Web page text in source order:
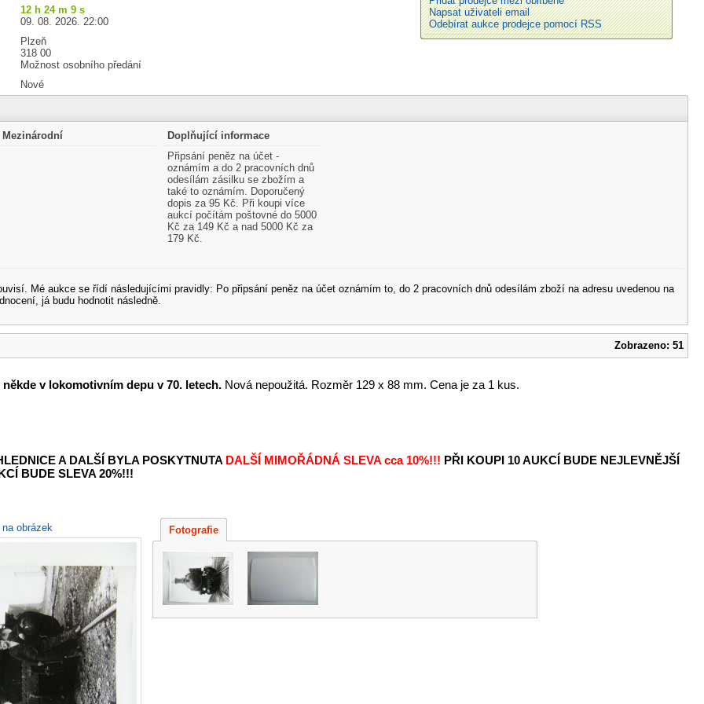
12 h 24 m 8 s
09. 08. 2026. 22:00
Plzeň
318 00
Možnost osobního předání
Nové
Napsat uživateli email
Odebírat aukce prodejce pomocí RSS
Mezinárodní
Doplňující informace
Připsání peněz na účet -
oznámím a do 2 pracovních dnů
odesílám zásilku se zbožím a
také to oznámím. Doporučený
dopis za 95 Kč. Při koupi více
aukcí počítám poštovné do 5000
Kč za 149 Kč a nad 5000 Kč za
179 Kč.
Mé aukce se řídí následujícími pravidly: Po připsání peněz na účet oznámím to, do 2 pracovních dnů odesílám zboží na adresu uvedenou na
já budu hodnotit následně.
Zobrazeno: 51
v lokomotivním depu v 70. letech. Nová nepoužitá. Rozměr 129 x 88 mm. Cena je za 1 kus.
A DALŠÍ BYLA POSKYTNUTA DALŠÍ MIMOŘÁDNÁ SLEVA cca 10%!!! PŘI KOUPI 10 AUKCÍ BUDE NEJLEVNĚJŠÍ
BUDE SLEVA 20%!!!
obrázek Fotografie